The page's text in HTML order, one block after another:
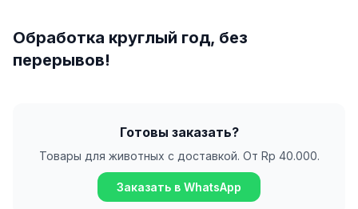
Обработка круглый год, без
перерывов!
Готовы заказать?
Товары для животных с доставкой. От Rp 40.000.
Заказать в WhatsApp